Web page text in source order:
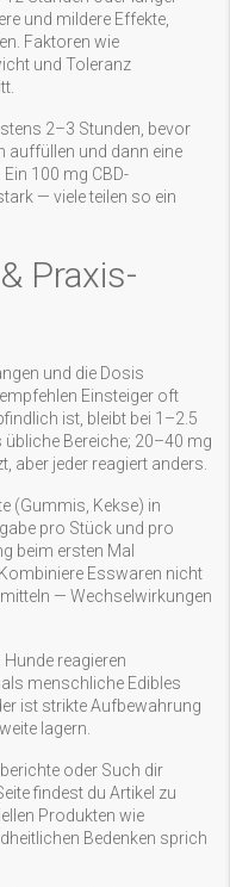
und mildere Effekte,
Faktoren wie
und Toleranz
2–3 Stunden, bevor
auffüllen und dann eine
100 mg CBD-
— viele teilen so ein
Praxis-
und die Dosis
Einsteiger oft
ist, bleibt bei 1–2.5
übliche Bereiche; 20–40 mg
aber jeder reagiert anders.
(Gummis, Kekse) in
pro Stück und pro
beim ersten Mal
Esswaren nicht
— Wechselwirkungen
reagieren
menschliche Edibles
ist strikte Aufbewahrung
lagern.
oder Such dir
findest du Artikel zu
Produkten wie
Bedenken sprich